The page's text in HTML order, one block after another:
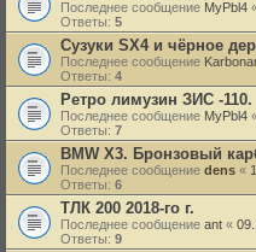
Последнее сообщение MyPbl4
Ответы: 5
Сузуки SX4 и чёрное
Последнее сообщение
Ответы: 4
Ретро лимузин ЗИС -110.
Последнее сообщение MyPbl4
Ответы: 7
BMW X3. Бронзовый
Последнее сообщение dens «
Ответы: 6
ТЛК 200 2018-го г.
Последнее сообщение ant «
Ответы: 9